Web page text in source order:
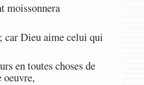
moissonnera
car Dieu aime celui qui
en toutes choses de
oeuvre,